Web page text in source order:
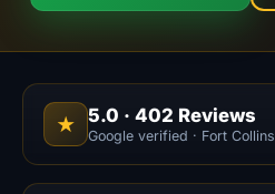
★ 5.0 · 402 Reviews
Google verified · Fort Collins